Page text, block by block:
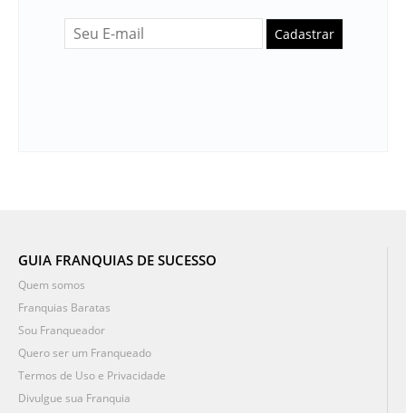
Cadastrar
GUIA FRANQUIAS DE SUCESSO
Quem somos
Franquias Baratas
Sou Franqueador
Quero ser um Franqueado
Termos de Uso e Privacidade
Divulgue sua Franquia